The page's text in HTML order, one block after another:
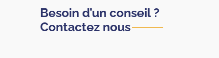
Besoin d’un conseil ?
Contactez nous